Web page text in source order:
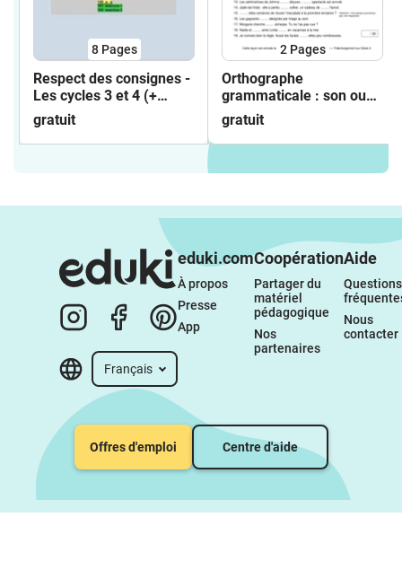
8 Pages
Respect des consignes -
Les cycles 3 et 4 (+
corrigé)
gratuit
2 Pages
Orthographe
grammaticale : son ou
sont ?
gratuit
Français
eduki.com
À propos
Presse
App
Coopération
Partager du
matériel
pédagogique
Nos
partenaires
Aide
Questions
Nous
contacter
Offres d'emploi Centre d'aide